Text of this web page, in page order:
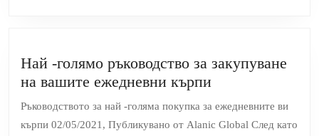
Най -голямо ръководство за закупуване
на вашите ежедневни кърпиНай
ръководство
Ръководството за най -голяма покупка за ежедневните ви
кърпи 02/05/2021, Публикувано от Alanic Global След като